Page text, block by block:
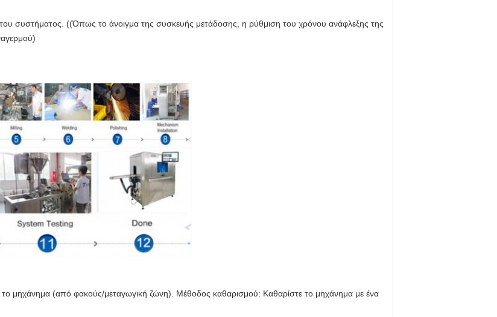
του συστήματος. ((Όπως το άνοιγμα της συσκευής μετάδοσης, η ρύθμιση του χρόνου ανάφλεξης της
μηχάνημα (από φακούς/μεταγωγική ζώνη). Μέθοδος καθαρισμού: Καθαρίστε το μηχάνημα με ένα